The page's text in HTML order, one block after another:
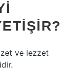
ve lezzet